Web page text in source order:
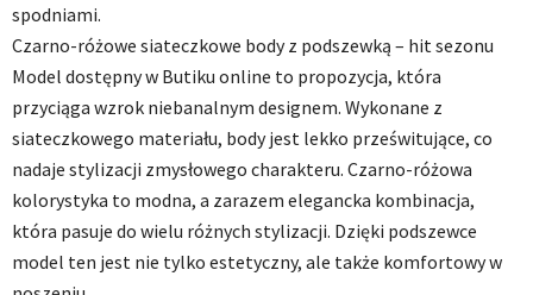
spodniami.
Czarno-różowe siateczkowe body z podszewką – hit sezonu
Model dostępny w Butiku online to propozycja, która
przyciąga wzrok niebanalnym designem. Wykonane z
siateczkowego materiału, body jest lekko prześwitujące, co
nadaje stylizacji zmysłowego charakteru. Czarno-różowa
kolorystyka to modna, a zarazem elegancka kombinacja,
która pasuje do wielu różnych stylizacji. Dzięki podszewce
model ten jest nie tylko estetyczny, ale także komfortowy w